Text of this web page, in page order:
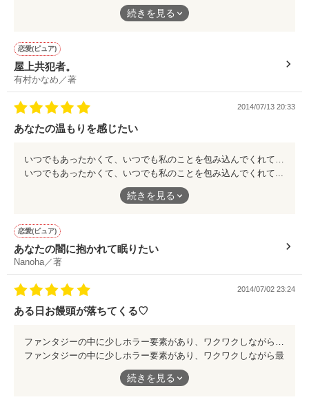
作品を読む
体中を引き裂かれることも
血が大量に流れ出ることも
ないんだから。
「死ねないんだよ...」
いったいどうしたらいいんだ？
闇を抱え
それってどういう意味...？
告られるのに慣れてしまった
イケメン男子と
高校生のまま時が止まった少女。
2人は...
作品を読む
悩んでいるのは自分だけじゃない。
皆、それぞれ何かはあるんです。
でも、それをどう捉えるか。
4人は、蛇として地を這い、天を目指した。
い。
簡単に入り込めて、余韻に浸れる...
そんなことを考えながら読んでいける作品です。
死にたい。
でも、それって、ホントの気持ち？
続きを見る
恋愛(ピュア)
屋上共犯者。
有村かなめ／著
2014/07/13 20:33
あなたの温もりを感じたい
いつでもあったかくて、いつでも私のことを包み込んでくれて...
感動のラストへとうまく繋がる、1ページのすばらしい世界観...
ぜひ御一読を。
続きを見る
恋愛(ピュア)
あなたの闇に抱かれて眠りたい
Nanoha／著
2014/07/02 23:24
ある日お饅頭が落ちてくる♡
ファンタジーの中に少しホラー要素があり、ワクワクしながら最
後まで読むことができました。
途中、リアルな感じに少々鳥肌も...(汗)
続きを見る